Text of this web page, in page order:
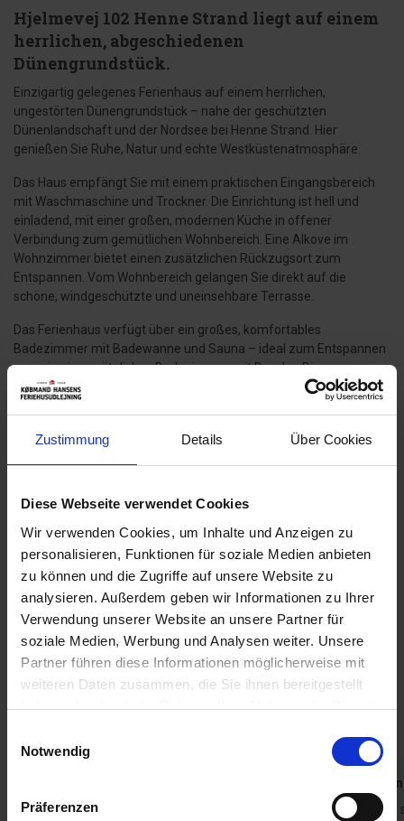
Zustimmung Details Über Cookies
Diese Webseite verwendet Cookies
Wir verwenden Cookies, um Inhalte und Anzeigen zu
personalisieren, Funktionen für soziale Medien anbieten
zu können und die Zugriffe auf unsere Website zu
analysieren. Außerdem geben wir Informationen zu Ihrer
Verwendung unserer Website an unsere Partner für
soziale Medien, Werbung und Analysen weiter. Unsere
Partner führen diese Informationen möglicherweise mit
weiteren Daten zusammen, die Sie ihnen bereitgestellt
haben oder die sie im Rahmen Ihrer Nutzung der Dienste
Cookies, wenn Sie unsere Webseite weiterhin nutzen.
Notwendig
Präferenzen
Hjelmevej 102 Henne Strand liegt auf einem
herrlichen, abgeschiedenen
Dünengrundstück.
Einzigartig gelegenes Ferienhaus auf einem herrlichen,
ungestörten Dünengrundstück – nahe der geschützten
Dünenlandschaft und der Nordsee bei Henne Strand. Hier
genießen Sie Ruhe, Natur und echte Westküstenatmosphäre.
Das Haus empfängt Sie mit einem praktischen Eingangsbereich
mit Waschmaschine und Trockner. Die Einrichtung ist hell und
einladend, mit einer großen, modernen Küche in offener
Verbindung zum gemütlichen Wohnbereich. Eine Alkove im
Wohnzimmer bietet einen zusätzlichen Rückzugsort zum
Entspannen. Vom Wohnbereich gelangen Sie direkt auf die
schöne, windgeschützte und uneinsehbare Terrasse.
Das Ferienhaus verfügt über ein großes, komfortables
Badezimmer mit Badewanne und Sauna – ideal zum Entspannen
– sowie ein zusätzliches Badezimmer mit Dusche. Die
Schlafzimmer sind gut geschnitten und bieten ausreichend
Rund um das Haus laden mehrere Holzterrassen dazu ein, die
Ein wunderbares Ferienhaus mit viel Komfort und einer
traumhaften Lage – perfekt für Urlaub zu jeder Jahreszeit.
Schlafplätze:
2 Doppelbetten (je 2 x 90 x 200 cm) + 2 Einzelbetten (100 x 200
cm)
Das sagen andere Urlauber
4,7 • 11 Bewertungen
Haus
Grundstück
Bereich
Die Gegend von Hennestrand ist für mich jedes
Nicole
Sehr schön